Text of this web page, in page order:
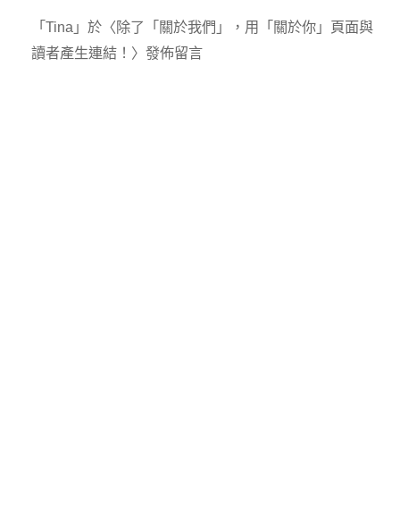
「 Tina 」於〈除了「關於我們」，用「關於你」頁面與
讀者產生連結！ 〉發佈留言